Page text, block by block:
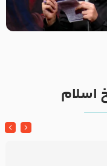
نوکراتم من عاشق
– شور زمینه – شب هفتم
اسلام